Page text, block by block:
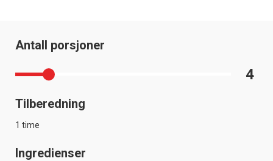
Antall porsjoner
4
Tilberedning
1 time
Ingredienser